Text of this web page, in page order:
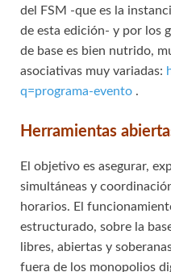
del FSM -que es la
de esta edición- y por los
de base es bien nutrido,
asociativas muy variadas:
q=programa-evento .
Herramientas
El objetivo es asegurar,
simultáneas y
horarios. El
estructurado, sobre la
libres, abiertas y
fuera de los monopolios